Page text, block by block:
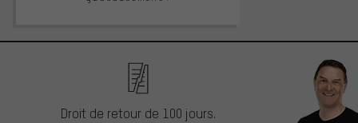
Droit de retour de 100 jours.